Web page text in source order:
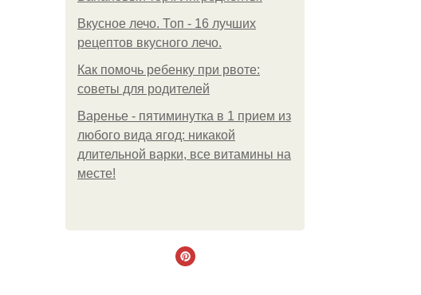
Вкусное лечо. Топ - 16 лучших
рецептов вкусного лечо.
Как помочь ребенку при рвоте:
советы для родителей
Варенье - пятиминутка в 1 прием из
любого вида ягод: никакой
длительной варки, все витамины на
месте!